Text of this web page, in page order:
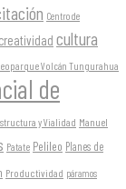
Centro de
creatividad cultura
Volcán Tungurahua
de
y Vialidad Manuel
Patate Pelileo Planes de
Productividad páramos